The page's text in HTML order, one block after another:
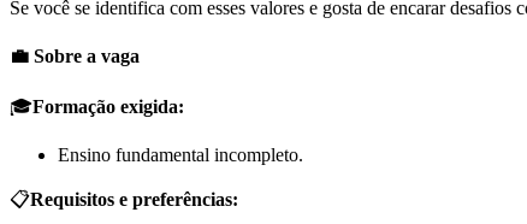
Se você se identifica com esses valores e gosta de encarar
💼 Sobre a vaga
🎓Formação exigida:
Ensino fundamental incompleto.
📋Requisitos e preferências: